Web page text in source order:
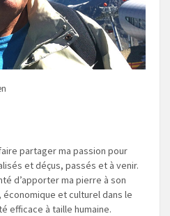
partager ma passion pour
et déçus, passés et à venir.
d’apporter ma pierre à son
et culturel dans le
efficace à taille humaine.